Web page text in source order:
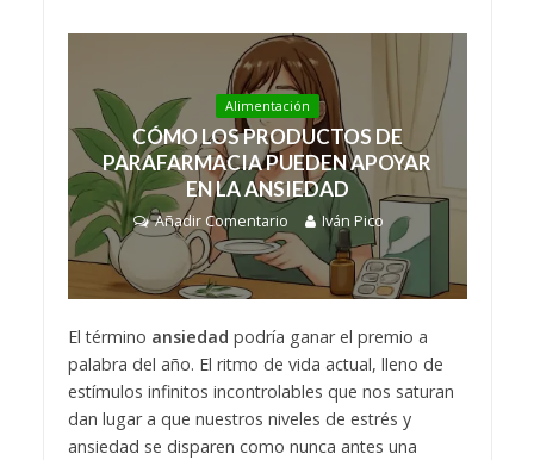
Alimentación
CÓMO LOS PRODUCTOS DE
PARAFARMACIA PUEDEN APOYAR
EN LA ANSIEDAD
Añadir Comentario Iván Pico
El término ansiedad podría ganar el premio a
palabra del año. El ritmo de vida actual, lleno de
estímulos infinitos incontrolables que nos saturan
dan lugar a que nuestros niveles de estrés y
ansiedad se disparen como nunca antes una